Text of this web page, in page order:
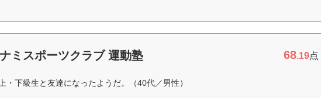
ミスポーツクラブ 運動塾 68.19点
・下級生と友達になったようだ。（40代／男性）